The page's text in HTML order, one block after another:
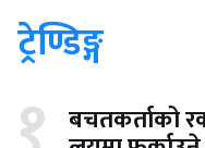
ट्रेण्डिङ्ग
बचतकर्ताको